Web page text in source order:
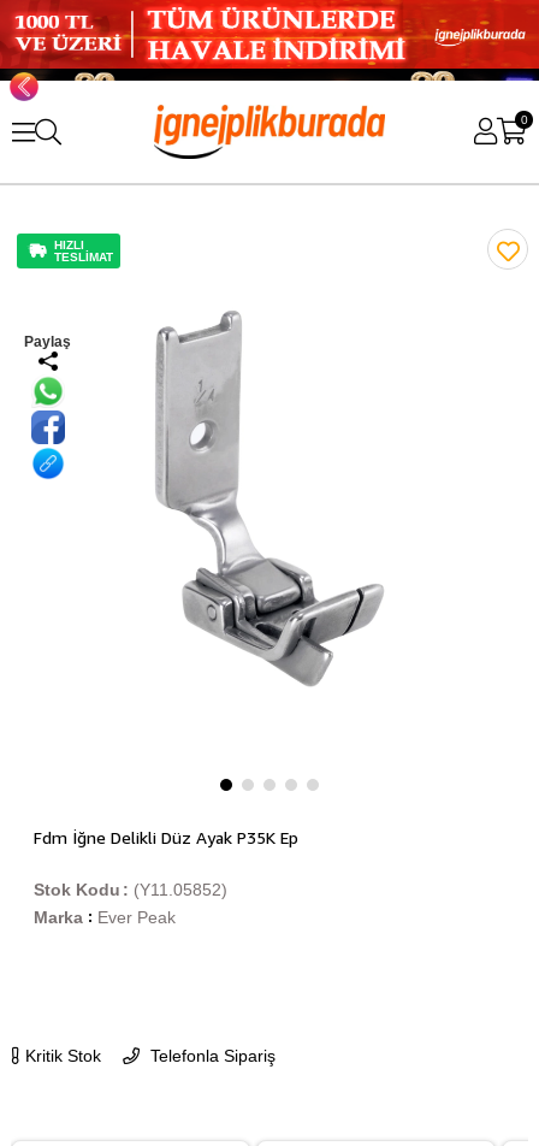
0
HIZLI
TESLİMAT
Paylaş
Fdm İğne Delikli Düz Ayak P35K Ep
(Y11.05852)
Stok Kodu
Marka : Ever Peak
Kritik Stok Telefonla Sipariş